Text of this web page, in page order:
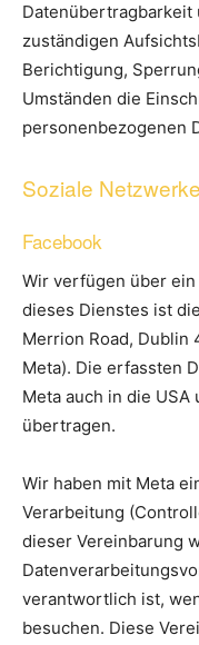
zuständigen
Berichtigung,
Umständen die
personenbezogenen
Soziale
Facebook
Wir verfügen über
dieses Dienstes ist
Merrion Road, Dublin
Meta). Die erfassten
Meta auch in die
übertragen.
Wir haben mit Meta
Verarbeitung
dieser Vereinbarung
verantwortlich ist,
besuchen. Diese